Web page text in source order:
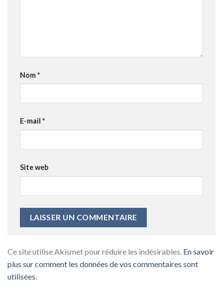
Nom*
E-mail *
Site web
Ce site utilise Akismet pour réduire les indésirables. En savoir
plus sur comment les données de vos commentaires sont
utilisées.